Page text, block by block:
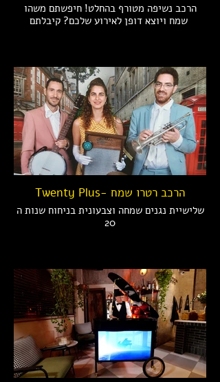
הרכב נשיפה מטורף בהחלט! חיפשתם משהו
Twenty Plus- הרכב רטרו שמח
שלישיית נגנים שמחה וצבעונית בניחוח שנות ה
20